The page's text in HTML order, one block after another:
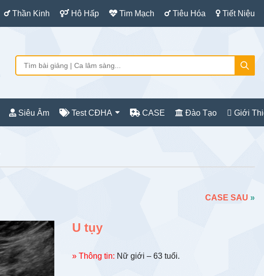
Thần Kinh Hô Hấp Tim Mạch Tiêu Hóa Tiết Niệu
Siêu Âm Test CĐHA CASE Đào Tạo Giới
CASE SAU »
U tụy
» Thông tin: Nữ giới – 63 tuổi.